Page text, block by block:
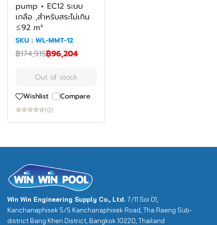
pump + EC12 ระบบ
เกลือ ,สำหรับสระไม่เกิน
≤92 m³
SKU : WL-MMT-12
฿174,915฿96,204
Out of stock
Wishlist Compare
(0)
Win Win Engineering Supply Co., Ltd. 7/11 Soi 01,
Kanchanaphisek 5/5 Kanchanaphisek Road, Tha Raeng Sub-
district Bang Khen District, Bangkok 10220, Thailand